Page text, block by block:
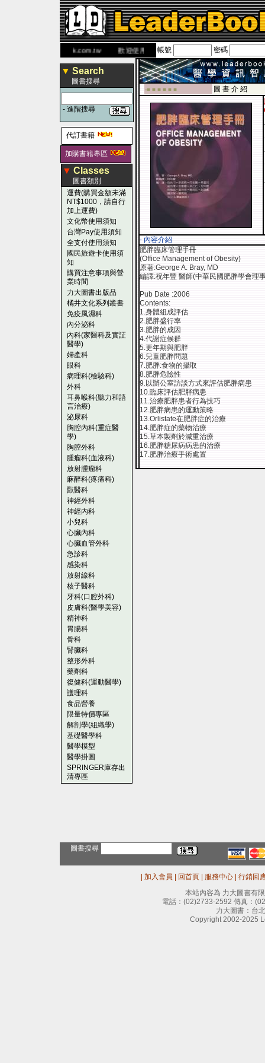
www.leaderbook.com.tw歡迎使用 國民旅遊卡！！
帳號 密碼
▼ Search
圖書搜尋
- 進階搜尋
代訂書籍
加購書籍專區
▼ Classes
圖書類別
運費(購買金額未滿
NT$1000，請自行
加上運費)
文化幣使用須知
台灣Pay使用須知
全支付使用須知
國民旅遊卡使用須
知
購買注意事項與營
業時間
力大圖書出版品
橘井文化系列叢書
免疫風濕科
內分泌科
內科(家醫科及實証
醫學)
婦產科
眼科
病理科(檢驗科)
外科
耳鼻喉科(聽力和語
言治療)
泌尿科
胸腔內科(重症醫
學)
胸腔外科
腫瘤科(血液科)
放射腫瘤科
麻醉科(疼痛科)
獸醫科
神經外科
神經內科
小兒科
心臟內科
心臟血管外科
急診科
感染科
放射線科
核子醫科
牙科(口腔外科)
皮膚科(醫學美容)
精神科
胃腸科
骨科
腎臟科
整形外科
藥劑科
復健科(運動醫學)
護理科
食品營養
限量特價專區
解剖學(組織學)
基礎醫學科
醫學模型
醫學掛圖
SPRINGER庫存出
清專區
-■ ■ ■ ■ ■ ■
圖 書 介 紹
- 內容介紹
肥胖臨床管理手冊
(Office Management of Obesity)
原著:George A. Bray, MD
編譯:祝年豐 醫師(中華民國肥胖學會理
Pub Date :2006
Contents:
1.身體組成評估
2.肥胖盛行率
3.肥胖的成因
4.代謝症候群
5.更年期與肥胖
6.兒童肥胖問題
7.肥胖:食物的攝取
8.肥胖危險性
9.以辦公室訪談方式來評估肥胖病患
10.臨床評估肥胖病患
11.治療肥胖患者行為技巧
12.肥胖病患的運動策略
13.Orlistate在肥胖症的治療
14.肥胖症的藥物治療
15.草本製劑於減重治療
16.肥胖糖尿病病患的治療
17.肥胖治療手術處置
圖書搜尋
加入會員 回首頁 服務中心
行銷回
本站內容為 力大圖書有
電話： (02)2733-2592 傳真：
力大圖書：台
Copyright 2002-2025